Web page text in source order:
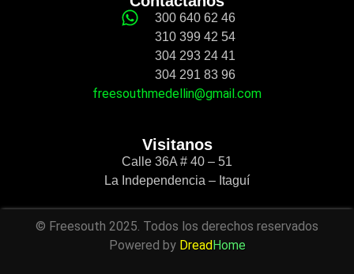
300 640 62 46
310 399 42 54
304 293 24 41
304 291 83 96
freesouthmedellin@gmail.com
Visitanos
Calle 36A # 40 – 51
La Independencia – Itaguí
© Freesouth 2025. Todos los derechos reservados
Powered by Dread Home